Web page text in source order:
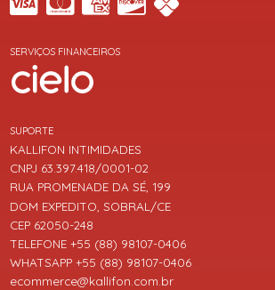
SERVIÇOS FINANCEIROS
SUPORTE
KALLIFON INTIMIDADES
CNPJ 63.397.418/0001-02
RUA PROMENADE DA SÉ, 199
DOM EXPEDITO, SOBRAL/CE
CEP 62050-248
TELEFONE +55 (88) 98107-0406
WHATSAPP +55 (88) 98107-0406
ecommerce@kallifon.com.br